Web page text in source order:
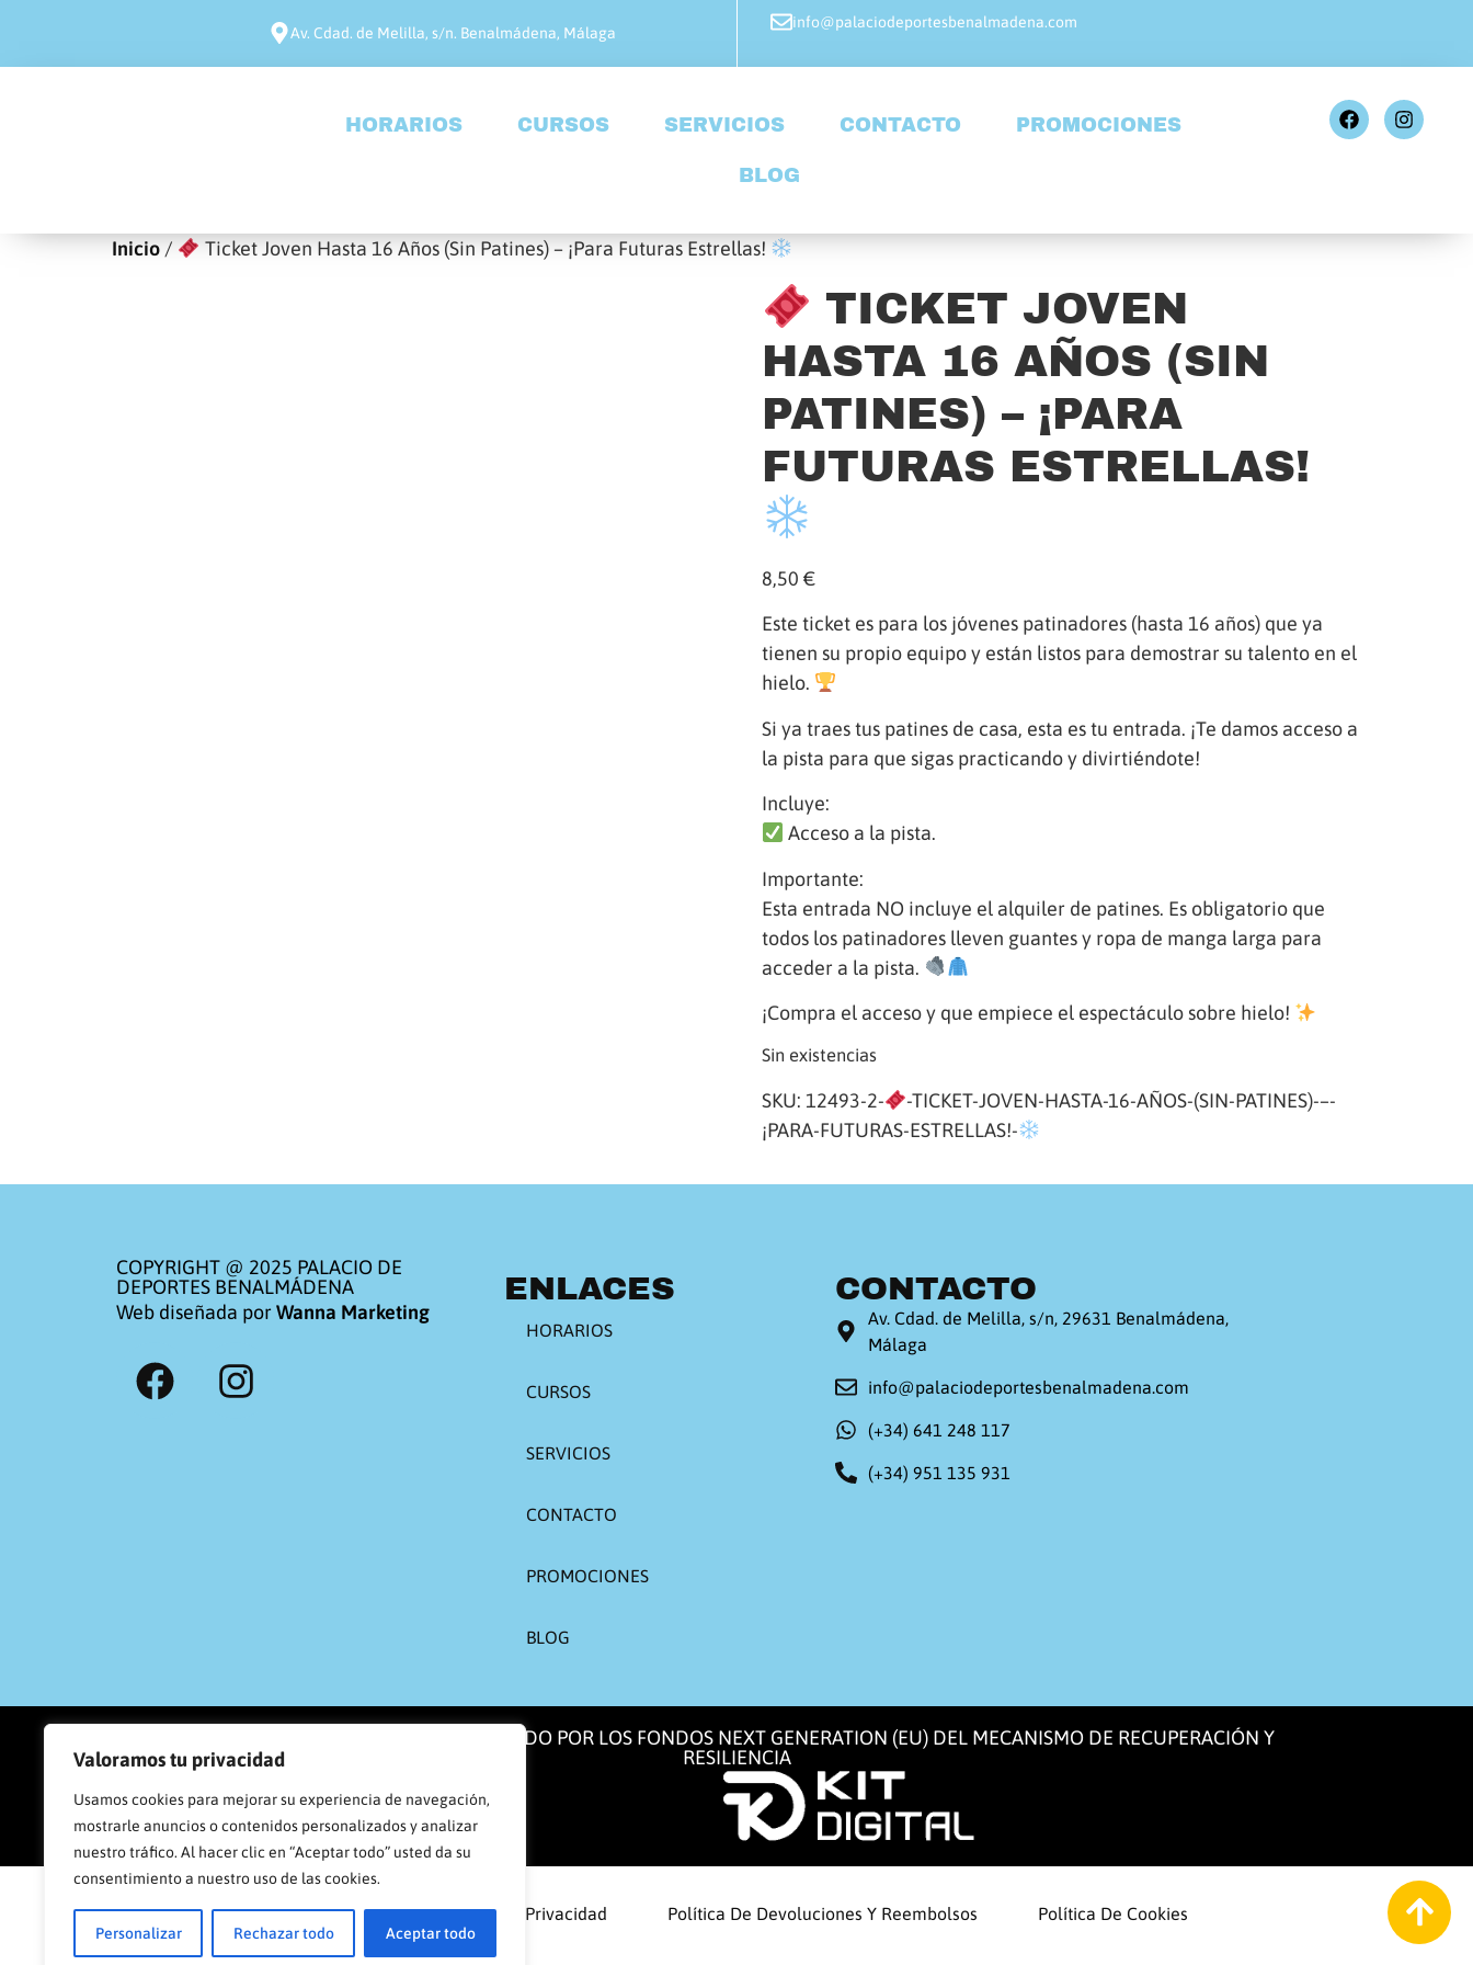
Valoramos tu privacidad
Usamos cookies para mejorar su experiencia de navegación,
mostrarle anuncios o contenidos personalizados y analizar
nuestro tráfico. Al hacer clic en “Aceptar todo” usted da su
consentimiento a nuestro uso de las cookies.
Personalizar Rechazar todo Aceptar todo
Av. Cdad. de Melilla, s/n. Benalmádena, Málaga
info@palaciodeportesbenalmadena.com
HORARIOS CURSOS SERVICIOS CONTACTO PROMOCIONES
BLOG
Inicio / Ticket Joven Hasta 16 Años (Sin Patines) – ¡Para Futuras Estrellas!
TICKET JOVEN
HASTA 16 AÑOS (SIN
PATINES) – ¡PARA
FUTURAS ESTRELLAS!
8,50 €
Este ticket es para los jóvenes patinadores (hasta 16 años) que ya
tienen su propio equipo y están listos para demostrar su talento en el
hielo.
Si ya traes tus patines de casa, esta es tu entrada. ¡Te damos acceso a
la pista para que sigas practicando y divirtiéndote!
Incluye:
Acceso a la pista.
Importante:
Esta entrada NO incluye el alquiler de patines. Es obligatorio que
todos los patinadores lleven guantes y ropa de manga larga para
acceder a la pista.
¡Compra el acceso y que empiece el espectáculo sobre hielo!
Sin existencias
SKU: 12493-2-
-TICKET-JOVEN-HASTA-16-AÑOS-(SIN-PATINES)-–-
¡PARA-FUTURAS-ESTRELLAS!-
COPYRIGHT @ 2025 PALACIO DE
DEPORTES BENALMÁDENA
Web diseñada porWanna Marketing
ENLACES
HORARIOS
CURSOS
SERVICIOS
CONTACTO
PROMOCIONES
BLOG
CONTACTO
Av. Cdad. de Melilla, s/n, 29631 Benalmádena,
Málaga
info@palaciodeportesbenalmadena.com
(+34) 641 248 117
(+34) 951 135 931
PROGRAMA KIT DIGITAL COFINANCIADO POR LOS FONDOS NEXT GENERATION (EU) DEL MECANISMO DE RECUPERACIÓN Y
RESILIENCIA
Aviso Legal Política De Privacidad Política De Devoluciones Y Reembolsos Política De Cookies